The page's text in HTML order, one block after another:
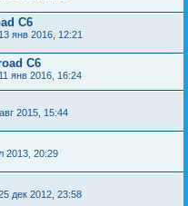
C6
13 янв 2016, 12:21
C6
11 янв 2016, 16:24
2015, 15:44
2013, 20:29
дек 2012, 23:58